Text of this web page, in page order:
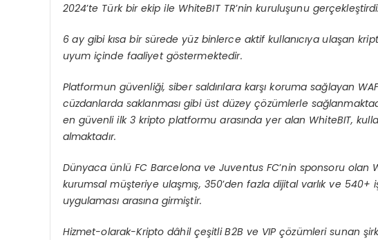
2024’te Türk bir ekip ile WhiteBIT TR’nin kuruluşunu gerçekleştirdi.
6 ay gibi kısa bir sürede yüz binlerce aktif kullanıcıya ulaşan
uyum içinde faaliyet göstermektedir.
Platformun güvenliği, siber saldırılara karşı koruma sağlayan
cüzdanlarda saklanması gibi üst düzey çözümlerle
en güvenli ilk 3 kripto platformu arasında yer alan WhiteBIT,
almaktadır.
Dünyaca ünlü FC Barcelona ve Juventus FC’nin sponsoru olan
kurumsal müşteriye ulaşmış, 350’den fazla dijital varlık ve 540+
uygulaması arasına girmiştir.
Hizmet-olarak-Kripto dâhil çeşitli B2B ve VIP çözümleri sunan